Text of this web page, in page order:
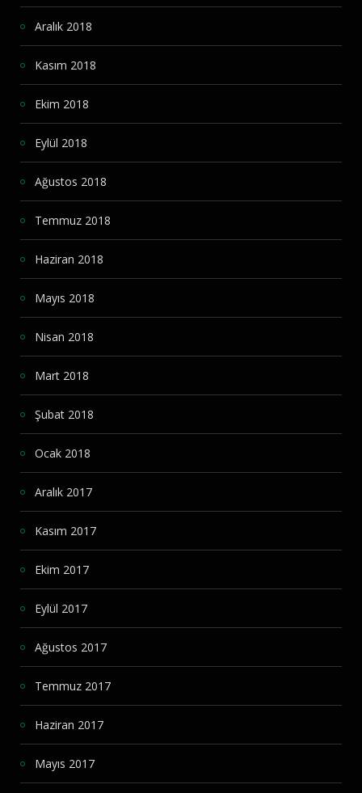
Aralık 2018
Kasım 2018
Ekim 2018
Eylül 2018
Ağustos 2018
Temmuz 2018
Haziran 2018
Mayıs 2018
Nisan 2018
Mart 2018
Şubat 2018
Ocak 2018
Aralık 2017
Kasım 2017
Ekim 2017
Eylül 2017
Ağustos 2017
Temmuz 2017
Haziran 2017
Mayıs 2017